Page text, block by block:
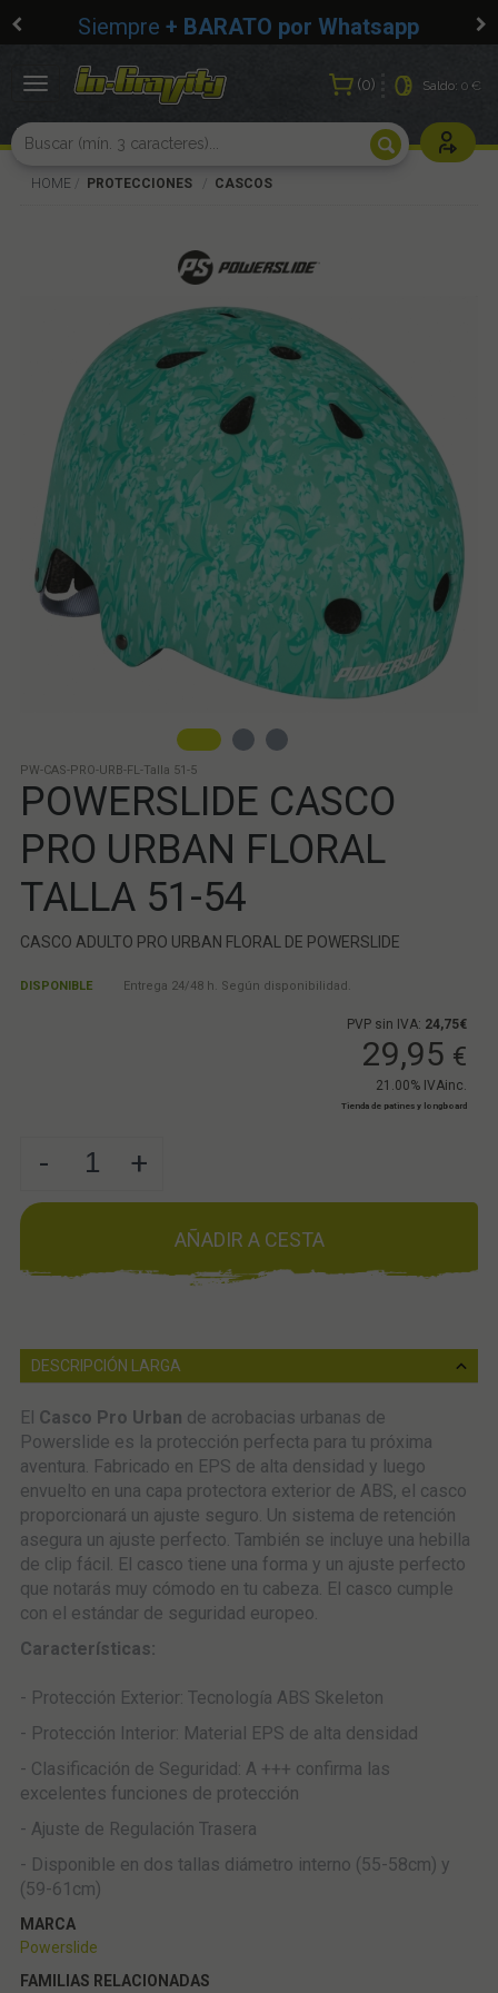
Siempre + BARATO por Whatsapp
0 Saldo:0 €
Usuarios
Toggle
HOME PROTECCIONES CASCOS
PW-CAS-PRO-URB-FL-Talla 51-5
POWERSLIDE CASCO
PRO URBAN FLORAL
TALLA 51-54
CASCO ADULTO PRO URBAN FLORAL DE POWERSLIDE
DISPONIBLE Entrega 24/48 h. Según disponibilidad.
PVP sin IVA: 24,75€
29,95 €
21.00% IVAinc.
Tienda de patines y longboard
- +
AÑADIR A CESTA
DESCRIPCIÓN LARGA
El Casco Pro Urban de acrobacias urbanas de
Powerslide es la protección perfecta para tu próxima
aventura. Fabricado en EPS de alta densidad y luego
envuelto en una capa protectora exterior de ABS, el casco
proporcionará un ajuste seguro. Un sistema de retención
asegura un ajuste perfecto. También se incluye una hebilla
de clip fácil. El casco tiene una forma y un ajuste perfecto
que notarás muy cómodo en tu cabeza. El casco cumple
con el estándar de seguridad europeo.
Características:
- Protección Exterior: Tecnología ABS Skeleton
- Protección Interior: Material EPS de alta densidad
- Clasificación de Seguridad: A +++ confirma las
excelentes funciones de protección
- Ajuste de Regulación Trasera
- Disponible en dos tallas diámetro interno (55-58cm) y
(59-61cm)
MARCA
Powerslide
FAMILIAS RELACIONADAS